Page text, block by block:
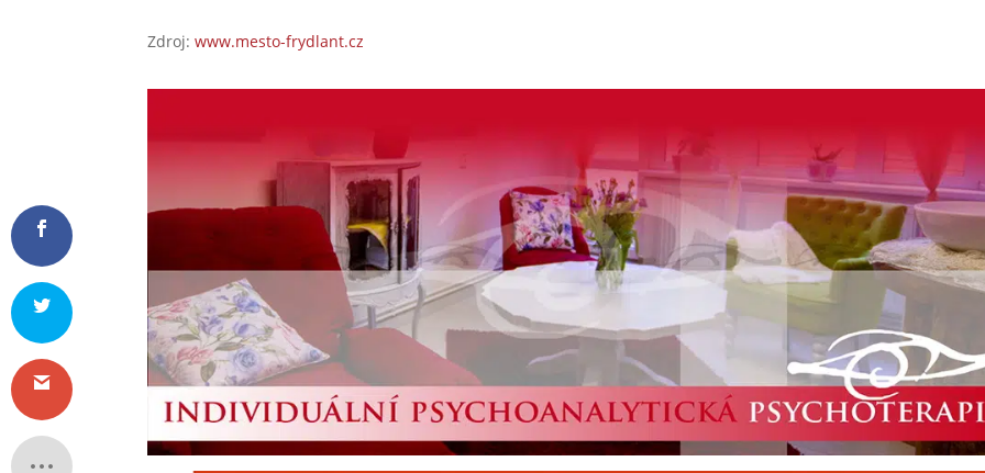
Zdroj:www.mesto-frydlant.cz